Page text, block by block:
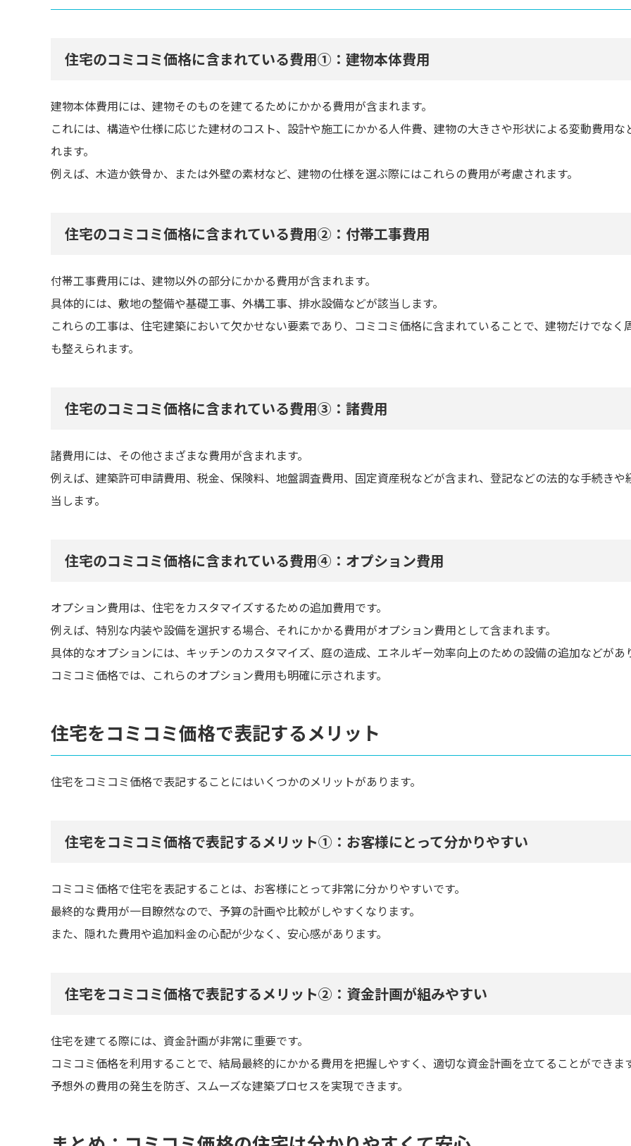
住宅のコミコミ価格に含まれている費用①：建物本体費用
建物本体費用には、建物そのものを建てるためにかかる費用が含まれます。
これには、構造や仕様に応じた建材のコスト、設計や施工にかかる人件費、建物の大きさや形状による変動費用な
れます。
例えば、木造か鉄骨か、または外壁の素材など、建物の仕様を選ぶ際にはこれらの費用が考慮されます。
住宅のコミコミ価格に含まれている費用②：付帯工事費用
付帯工事費用には、建物以外の部分にかかる費用が含まれます。
具体的には、敷地の整備や基礎工事、外構工事、排水設備などが該当します。
これらの工事は、住宅建築において欠かせない要素であり、コミコミ価格に含まれていることで、建物だけでなく
も整えられます。
住宅のコミコミ価格に含まれている費用③：諸費用
諸費用には、その他さまざまな費用が含まれます。
例えば、建築許可申請費用、税金、保険料、地盤調査費用、固定資産税などが含まれ、登記などの法的な手続きや
当します。
住宅のコミコミ価格に含まれている費用④：オプション費用
オプション費用は、住宅をカスタマイズするための追加費用です。
例えば、特別な内装や設備を選択する場合、それにかかる費用がオプション費用として含まれます。
具体的なオプションには、キッチンのカスタマイズ、庭の造成、エネルギー効率向上のための設備の追加などがあ
コミコミ価格では、これらのオプション費用も明確に示されます。
住宅をコミコミ価格で表記するメリット
住宅をコミコミ価格で表記することにはいくつかのメリットがあります。
住宅をコミコミ価格で表記するメリット①：お客様にとって分かりやすい
コミコミ価格で住宅を表記することは、お客様にとって非常に分かりやすいです。
最終的な費用が一目瞭然なので、予算の計画や比較がしやすくなります。
また、隠れた費用や追加料金の心配が少なく、安心感があります。
住宅をコミコミ価格で表記するメリット②：資金計画が組みやすい
住宅を建てる際には、資金計画が非常に重要です。
コミコミ価格を利用することで、結局最終的にかかる費用を把握しやすく、適切な資金計画を立てることができま
予想外の費用の発生を防ぎ、スムーズな建築プロセスを実現できます。